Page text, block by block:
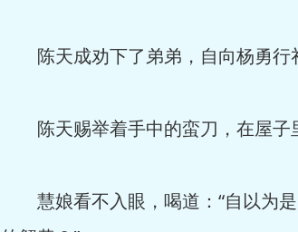
陈天成劝下了弟弟，自向杨勇行
陈天赐举着手中的蛮刀，在屋子
慧娘看不入眼，喝道：“自以为是